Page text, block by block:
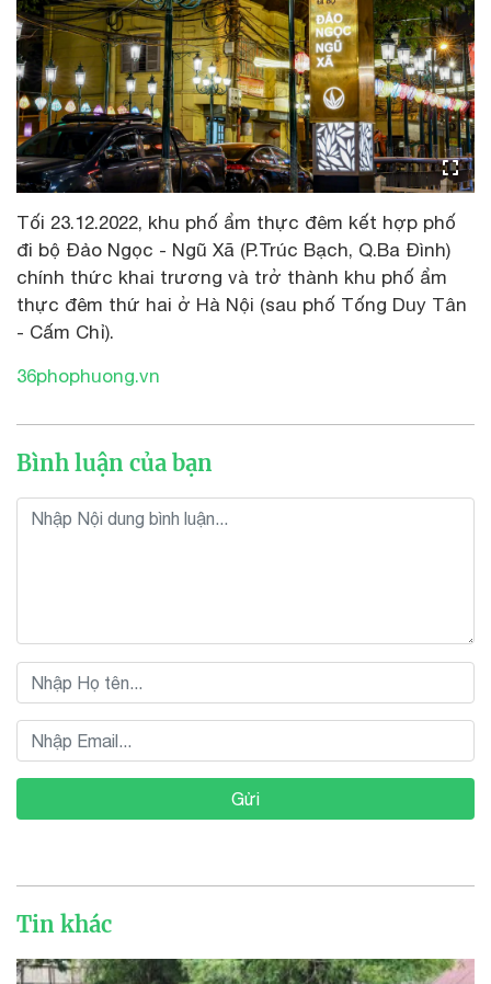
Tối 23.12.2022, khu phố ẩm thực đêm kết hợp phố
đi bộ Đảo Ngọc - Ngũ Xã (P.Trúc Bạch, Q.Ba Đình)
chính thức khai trương và trở thành khu phố ẩm
thực đêm thứ hai ở Hà Nội (sau phố Tống Duy Tân
- Cấm Chỉ).
36phophuong.vn
Bình luận của bạn
Gửi
Tin khác